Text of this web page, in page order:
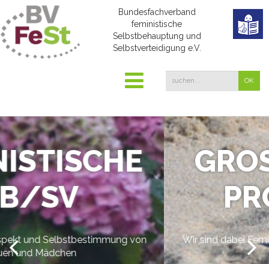
Bundesfachverband
feministische
Selbstbehauptung und
Selbstverteidigung e.V.
von
ROJEKTE
Wir sind dabei Feministische SB/SV